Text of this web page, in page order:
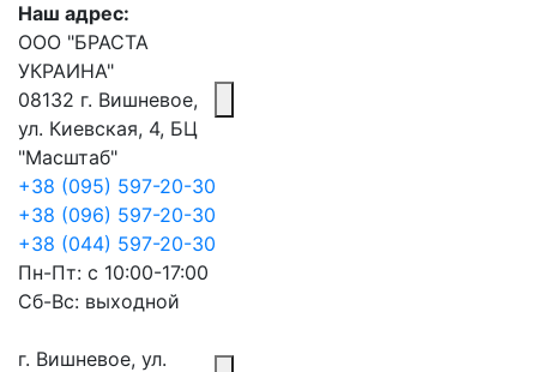
Наш адрес:
ООО "БРАСТА
УКРАИНА"
08132 г. Вишневое,
ул. Киевская, 4, БЦ
"Масштаб"
+38 (095) 597-20-30
+38 (096) 597-20-30
+38 (044) 597-20-30
Пн-Пт: с 10:00-17:00
Сб-Вс: выходной
г. Вишневое, ул.